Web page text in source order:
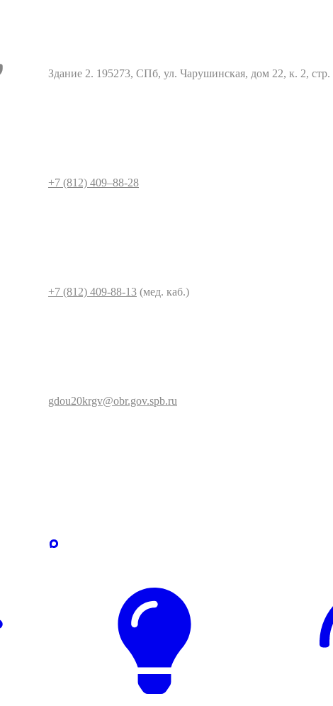
Здание 2. 195273, СПб, ул. Чарушинская, дом 22, к. 2, стр.
+7 (812) 409–88-28
+7 (812) 409-88-13 (мед. каб.)
gdou20krgv@obr.gov.spb.ru